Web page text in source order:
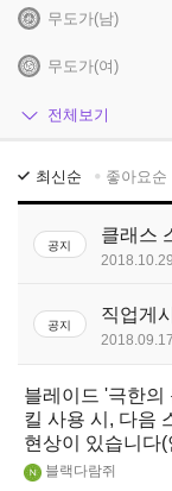
무도가(남)
무도가(여)
헌터(남)
마법사
암살자
스페셜리스트(여)
가디언나이트
전체보기
직
업
시
최신순 좋아요순
공지 클래스
2018.10.29
공지 직업게
2018.09.17
블레이드 '극한의
킬 사용 시, 다음
현상이 있습니다
블랙다람쥐